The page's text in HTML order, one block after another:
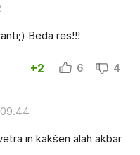
Beda res!!!
+2 6 4
in kakšen alah akbar